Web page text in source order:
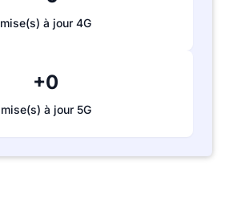
mise(s) à jour 4G
+0
mise(s) à jour 5G